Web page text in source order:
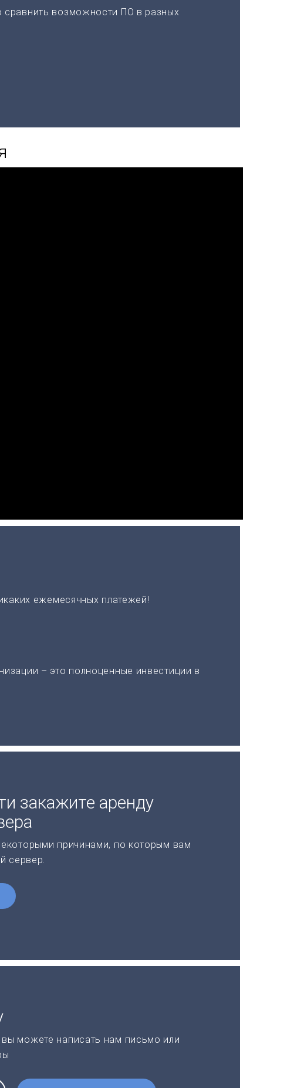
возможности ПО в разных
ежемесячных платежей!
– это полноценные инвестиции в
закажите аренду
причинами, по которым вам
сервер.
можете написать нам письмо или